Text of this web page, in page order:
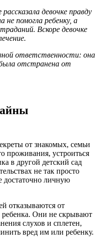
девочке правду
помогла ребенку, а
Вскоре девочке
ответственности: она
отстранена от
от знакомых, семьи
проживания, устроиться
в другой детский сад
не так просто
достаточно личную
отказываются от
Они не скрывают
слухов и сплетен,
вред им или ребенку.